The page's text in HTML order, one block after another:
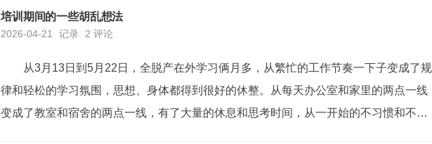
的苗头。最明显的，就是盲目自大的迷之自信，...
培训期间的一些胡乱想法
2026-04-21 记录 2 评论
从3月13日到5月22日，全脱产在外学习俩月多，从繁忙的工作节奏一下子变成了规
律和轻松的学习氛围，思想、身体都得到很好的休整。从每天办公室和家里的两点一线
变成了教室和宿舍的两点一线，有了大量的休息和思考时间，从一开始的不习惯和不适